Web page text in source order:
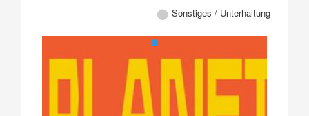
Sonstiges / Unterhaltung